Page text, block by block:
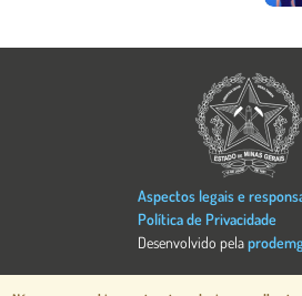
Imagem
Aspectos legais e
Política de Privacidade
Desenvolvido pela